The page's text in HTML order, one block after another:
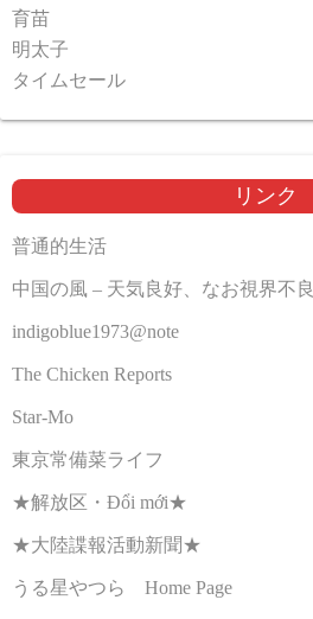
育苗
明太子
タイムセール
リンク
普通的生活
中国の風 – 天気良好、なお視界不良
indigoblue1973@note
The Chicken Reports
Star-Mo
東京常備菜ライフ
★解放区・Đổi mới★
★大陸諜報活動新聞★
うる星やつら Home Page